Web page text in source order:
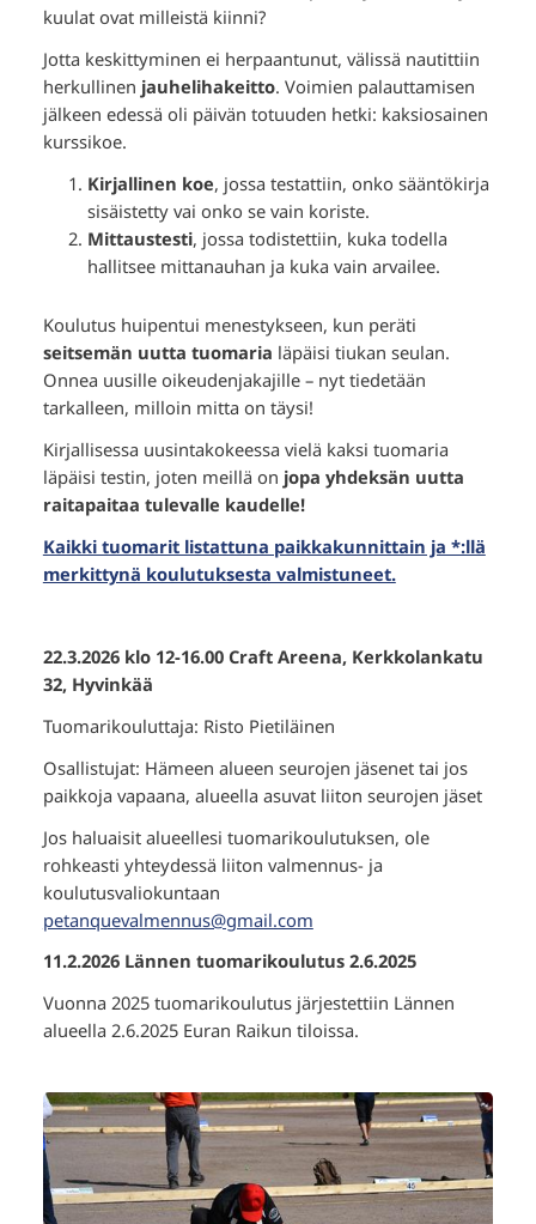
kuulat ovat milleistä kiinni?
Jotta keskittyminen ei herpaantunut, välissä nautittiin
herkullinen jauhelihakeitto. Voimien palauttamisen
jälkeen edessä oli päivän totuuden hetki: kaksiosainen
kurssikoe.
Kirjallinen koe, jossa testattiin, onko sääntökirja
sisäistetty vai onko se vain koriste.
Mittaustesti, jossa todistettiin, kuka todella
hallitsee mittanauhan ja kuka vain arvailee.
Koulutus huipentui menestykseen, kun peräti
seitsemän uutta tuomaria läpäisi tiukan seulan.
Onnea uusille oikeudenjakajille – nyt tiedetään
tarkalleen, milloin mitta on täysi!
Kirjallisessa uusintakokeessa vielä kaksi tuomaria
läpäisi testin, joten meillä on jopa yhdeksän uutta
raitapaitaa tulevalle kaudelle!
Kaikki tuomarit listattuna paikkakunnittain ja *:llä
merkittynä koulutuksesta valmistuneet.
22.3.2026 klo 12-16.00 Craft Areena, Kerkkolankatu
32, Hyvinkää
Tuomarikouluttaja: Risto Pietiläinen
Osallistujat: Hämeen alueen seurojen jäsenet tai jos
paikkoja vapaana, alueella asuvat liiton seurojen jäset
Jos haluaisit alueellesi tuomarikoulutuksen, ole
rohkeasti yhteydessä liiton valmennus- ja
koulutusvaliokuntaan
petanquevalmennus@gmail.com
11.2.2026 Lännen tuomarikoulutus 2.6.2025
Vuonna 2025 tuomarikoulutus järjestettiin Lännen
alueella 2.6.2025 Euran Raikun tiloissa.